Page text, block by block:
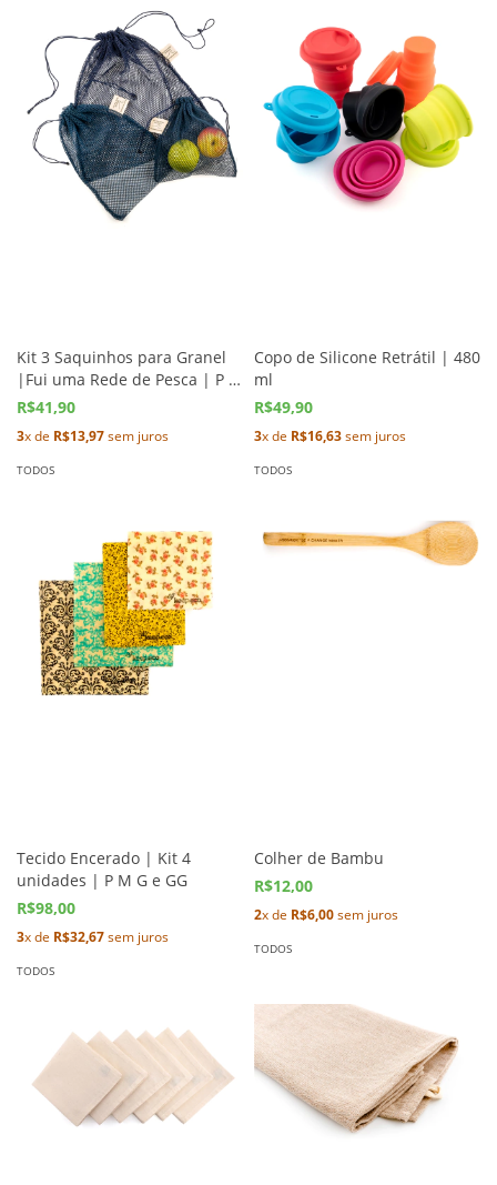
Kit 3 Saquinhos para Granel
|Fui uma Rede de Pesca | P M
G
R$41,90
3x de R$13,97sem juros
TODOS
Copo de Silicone Retrátil | 480
ml
R$49,90
3x de R$16,63sem juros
TODOS
Tecido Encerado | Kit 4
unidades | P M G e GG
R$98,00
3x de R$32,67sem juros
TODOS
Colher de Bambu
R$12,00
2x de R$6,00sem juros
TODOS